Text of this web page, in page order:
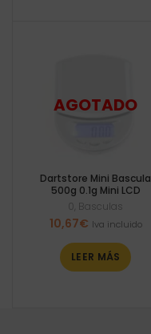
Dartstore Mini Bascula
500g 0.1g Mini LCD
0 Basculas
10,67€ Iva incluido
LEER MÁS